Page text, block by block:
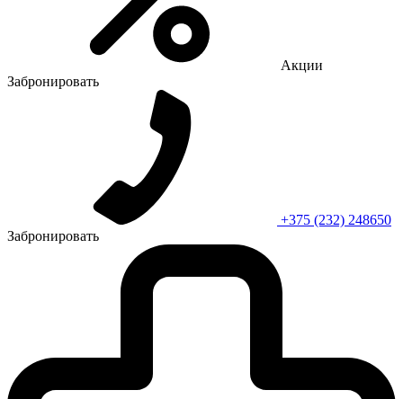
Акции
Забронировать
+375 (232) 248650
Забронировать